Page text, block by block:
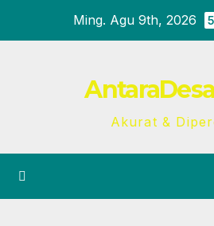
Ming. Agu 9th, 2026
Akurat &